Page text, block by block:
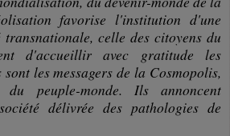
favorise l'institution d'une
transnationale, celle des citoyens du
d'accueillir avec gratitude les
les messagers de la Cosmopolis,
du peuple-monde. Ils annoncent
délivrée des pathologies de